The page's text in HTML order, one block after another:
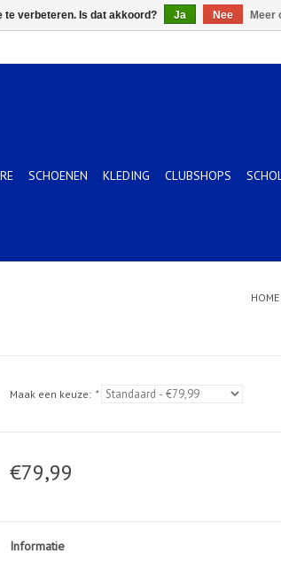
SCHOENEN KLEDING CLUBSHOPS
HOME
Maak een keuze: *
€79,99
Informatie
te verbeteren. Is dat akkoord? Ja Nee Meer